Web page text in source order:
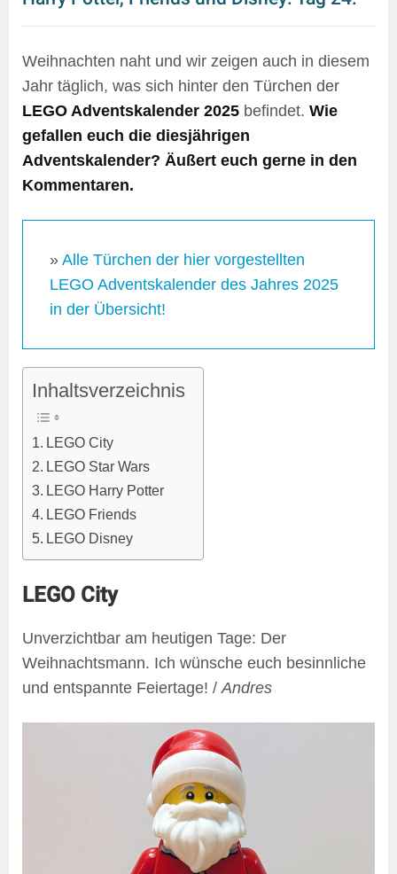
Weihnachten naht und wir zeigen auch in diesem
Jahr täglich, was sich hinter den Türchen der
LEGO Adventskalender 2025 befindet. Wie
gefallen euch die diesjährigen
Adventskalender? Äußert euch gerne in den
Kommentaren.
» Alle Türchen der hier vorgestellten
LEGO Adventskalender des Jahres 2025
in der Übersicht!
Inhaltsverzeichnis
LEGO City
LEGO Star Wars
LEGO Harry Potter
LEGO Friends
LEGO Disney
LEGO City
Unverzichtbar am heutigen Tage: Der
Weihnachtsmann. Ich wünsche euch besinnliche
und entspannte Feiertage! / Andres